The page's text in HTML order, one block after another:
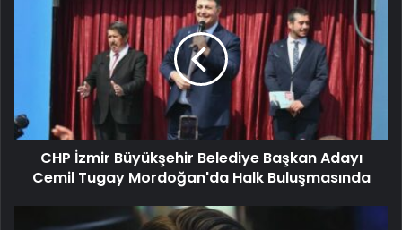
CHP İzmir Büyükşehir Belediye Başkan Adayı
Cemil Tugay Mordoğan'da Halk Buluşmasında